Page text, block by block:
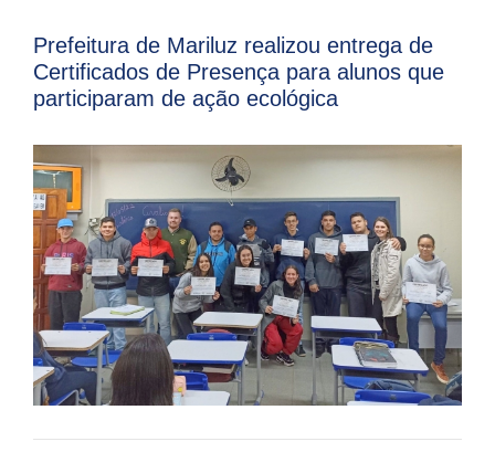
Prefeitura de Mariluz realizou entrega de
Certificados de Presença para alunos que
participaram de ação ecológica